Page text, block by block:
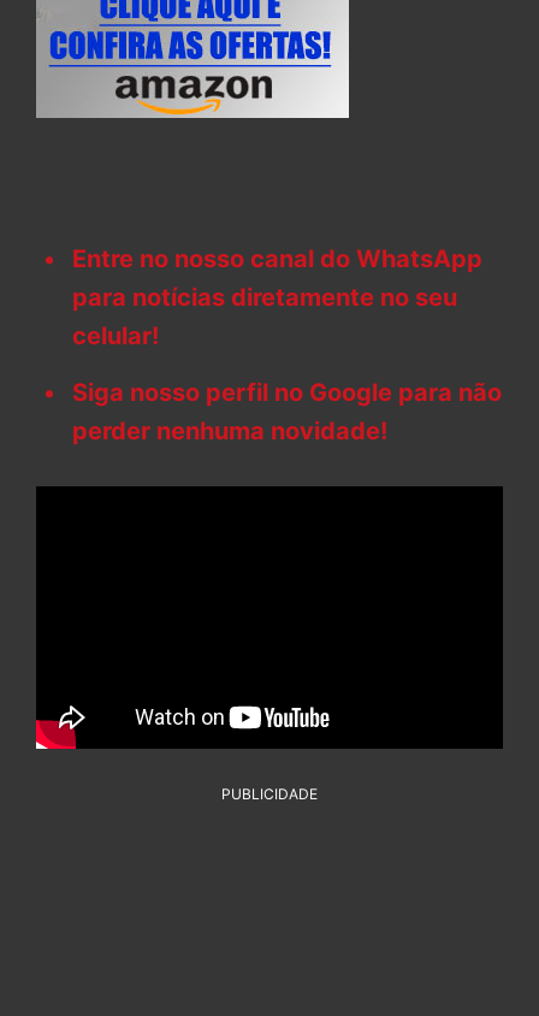
Entre no nosso canal do WhatsApp
para notícias diretamente no seu
celular!
Siga nosso perfil no Google para não
perder nenhuma novidade!
PUBLICIDADE